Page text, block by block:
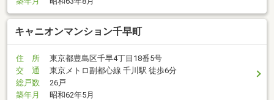
キャニオンマンション千早町
住 所
東京都豊島区千早4丁目18番5号
交 通
東京メトロ副都心線 千川駅 徒歩6分
総戸数
26戸
築年月
昭和62年5月